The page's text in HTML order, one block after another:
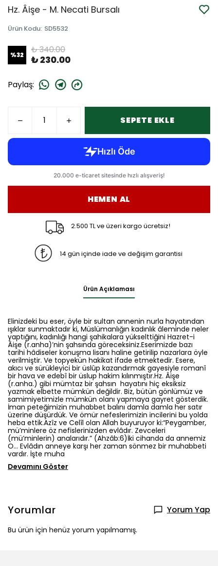
Hz. Âişe - M. Necati Bursalı
Ürün Kodu: SD5532
%32 ₺ 340.00
₺ 230.00
Paylaş:
SEPETE EKLE
HEMEN AL
2.500 TL ve üzeri kargo ücretsiz!
14 gün içinde iade ve değişim garantisi
Ürün Açıklaması
Elinizdeki bu eser, öyle bir sultan annenin nurla hayatından
ışıklar sunmaktadır ki, Müslümanlığın kadınlık âleminde neler
yaptığını, kadınlığı hangi şahikalara yükselttiğini Hazret-i
Âişe (r.anha)’nin şahsında göreceksiniz.Eserimizde bazı
tarihi hâdiseler konuşma lisanı haline getirilip nazarlara öyle
verilmiştir. Ve topyekün hakikat ifade etmektedir. Esere,
akıcı ve sürükleyici bir üslûp kazandırmak gayesiyle romanî
bir hava ve edebî bir üslup hakim kılınmıştır.Hz. Âişe
(r.anha.) gibi mümtaz bir şahsın hayatını hiç eksiksiz
yazmak elbette mümkün değildir. Biz, bütün gönlümüz ve
samimiyetimizle mümkün olanı yapmaya gayret gösterdik.
İman peteğimizin muhabbet balını damla damla her satır
üzerine düşürdük. Ve ömür nefeslerimizin incilerini bu yolda
heba ettik.Azîz ve Celîl olan Allah buyuruyor ki:“Peygamber,
mü’minlere öz nefislerinizden evlâdır. Zevceleri
(mü’minlerin) analarıdır.” (Ahzâb:6)İki cihanda da annemiz
O… Evlâdın anneye karşı her zaman sönmez bir muhabbeti
vardır. İşte muha
Devamını Göster
Yorumlar Yorum Yap
Bu ürün için henüz yorum yapılmamış.